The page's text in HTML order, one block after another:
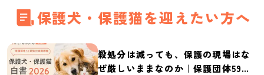
保護犬・保護猫を迎えたい方へ
殺処分は減っても、保護の現場はな
ぜ厳しいままなのか｜保護団体59団